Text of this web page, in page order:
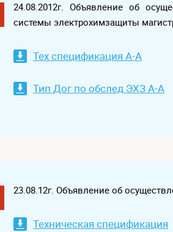
24.08.2012г. Объявление об
системы электрохимзащиты
Тех спецификация А-А
Тип Дог по обслед ЭХЗ А-А
23.08.12г. Объявление об
Техническая спецификация